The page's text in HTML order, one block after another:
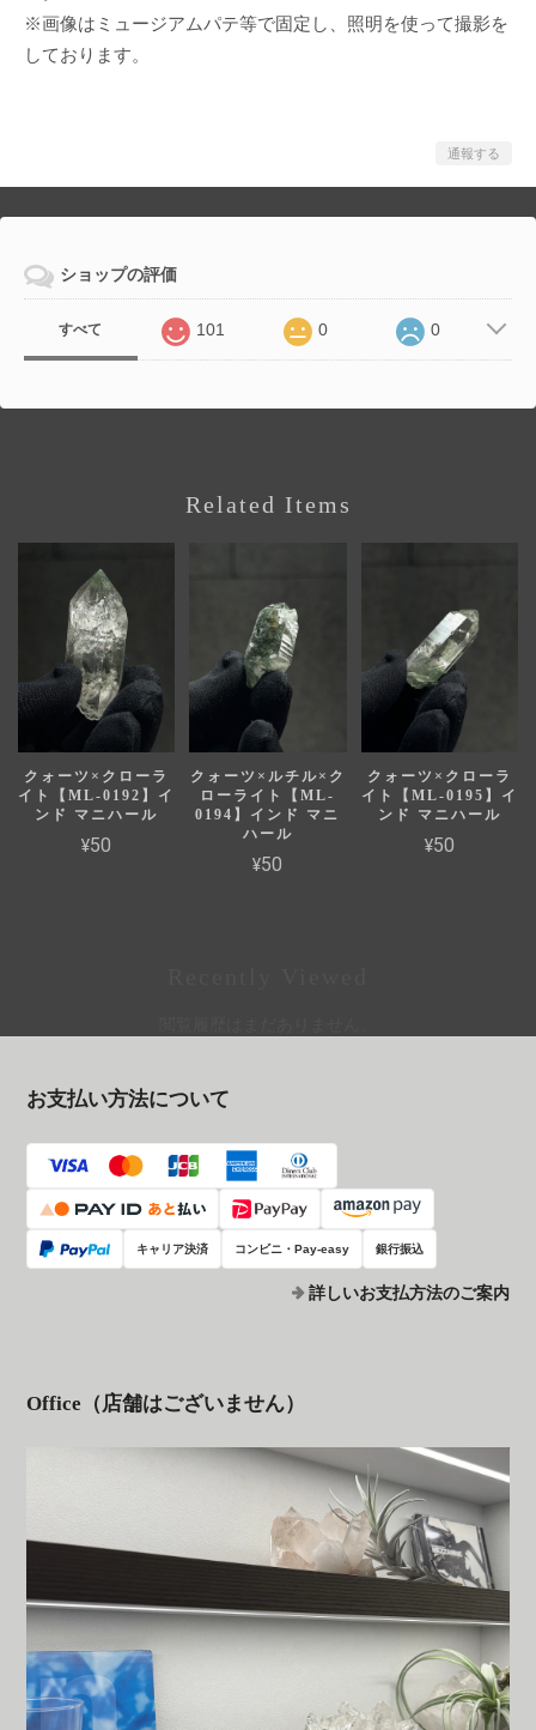
※画像はミュージアムパテ等で固定し、照明を使って撮影を
しております。
通報する
ショップの評価
すべて 101 0 0
Related Items
クォーツ×クローラ
イト【ML-0192】イ
ンド マニハール
¥50
クォーツ×ルチル×ク
ローライト【ML-
0194】インド マニ
ハール
¥50
クォーツ×クローラ
イト【ML-0195】イ
ンド マニハール
¥50
お支払い方法について
キャリア決済 コンビニ・Pay-easy 銀行振込
詳しいお支払方法のご案内
Office（店舗はございません）